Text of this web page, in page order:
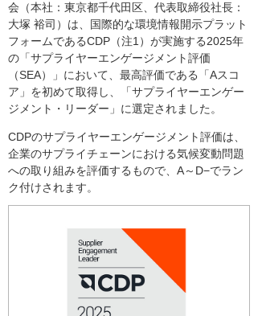
会（本社：東京都千代田区、代表取締役社長：
大塚 裕司）は、国際的な環境情報開示プラット
フォームであるCDP（注1）が実施する2025年
の「サプライヤーエンゲージメント評価
（SEA）」において、最高評価である「Aスコ
ア」を初めて取得し、「サプライヤーエンゲー
ジメント・リーダー」に選定されました。
CDPのサプライヤーエンゲージメント評価は、
企業のサプライチェーンにおける気候変動問題
への取り組みを評価するもので、A～D−でラン
ク付けされます。